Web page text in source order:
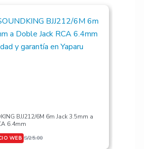
BJJ212/6M 6m Jack 3.5mm a
6.4mm
S/25.00